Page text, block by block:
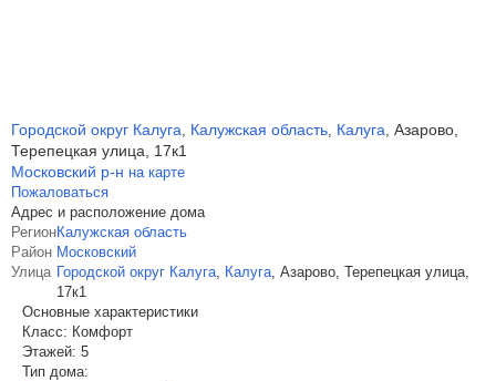
Городской округ Калуга, Калужская область, Калуга, Азарово,
Терепецкая улица, 17к1
Московский р-н на карте
Пожаловаться
Адрес и расположение дома
РегионКалужская область
Район Московский
Улица Городской округ Калуга, Калуга, Азарово, Терепецкая улица,
17к1
Основные характеристики
Класс: Комфорт
Этажей: 5
Тип дома: